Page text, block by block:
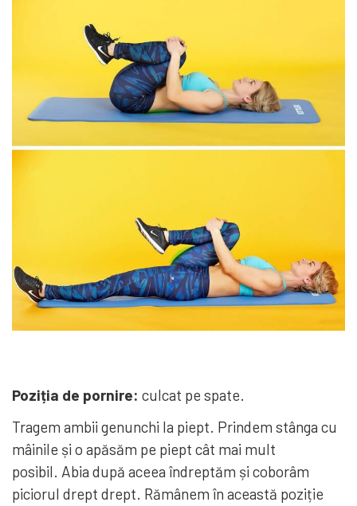
Poziția de pornire: culcat pe spate.
Tragem ambii genunchi la piept. Prindem stânga cu
mâinile și o apăsăm pe piept cât mai mult
posibil. Abia după aceea îndreptăm și coborâm
piciorul drept drept. Rămânem în această poziție